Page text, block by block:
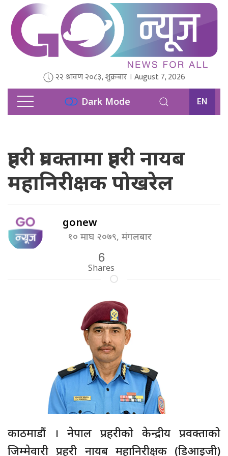
२२ श्रावण २०८३, शुक्रबार । August 7, 2026
Dark Mode EN
प्रहरी प्रवक्तामा प्रहरी नायब
महानिरीक्षक पोखरेल
gonew
१० माघ २०७९, मंगलबार
6
Shares
काठमाडौं । नेपाल प्रहरीको केन्द्रीय प्रवक्ताको
जिम्मेवारी प्रहरी नायब महानिरीक्षक (डिआइजी)